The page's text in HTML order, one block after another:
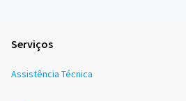
Serviços
Assistência Técnica